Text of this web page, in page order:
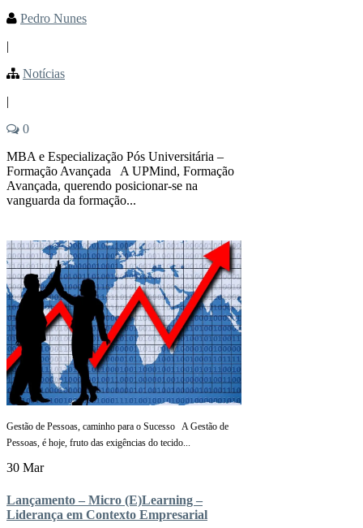
Pedro Nunes
|
Notícias
|
0
MBA e Especialização Pós Universitária –
Formação Avançada A UPMind, Formação
Avançada, querendo posicionar-se na
vanguarda da formação...
Gestão de Pessoas, caminho para o Sucesso A Gestão de
Pessoas, é hoje, fruto das exigências do tecido...
30 Mar
Lançamento – Micro (E)Learning –
Liderança em Contexto Empresarial